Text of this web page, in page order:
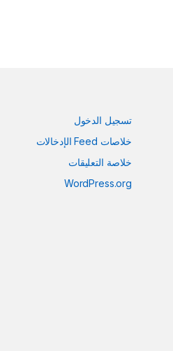
تسجيل الدخول
خلاصات Feed الإدخالات
خلاصة التعليقات
WordPress.org